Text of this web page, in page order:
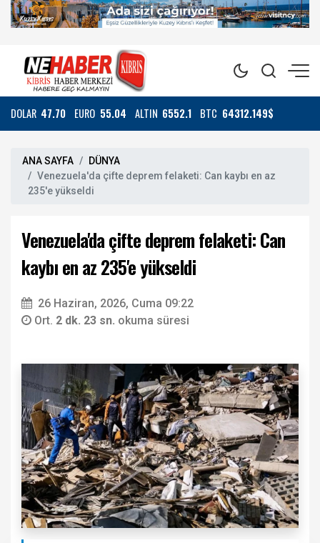
DOLAR 47.70 EURO 55.04 ALTIN 6552.1 BTC 64312.149$
ANA SAYFA
DÜNYA
Venezuela'da çifte deprem felaketi: Can kaybı en az
235'e yükseldi
Venezuela'da çifte deprem felaketi: Can
kaybı en az 235'e yükseldi
26 Haziran, 2026, Cuma 09:22
Ort. 2 dk. 23 sn. okuma süresi